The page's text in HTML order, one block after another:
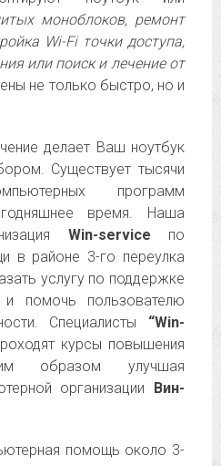
моноблоков, ремонт
Wi-Fi точки доступа,
или поиск и лечение от
не только быстро, но и
делает Ваш ноутбук
Существует тысячи
программ
время. Наша
Win-service по
в районе 3-го переулка
услугу по поддержке
помочь пользователю
Специалисты “Win-
курсы повышения
образом улучшая
организации Вин-
помощь около 3-